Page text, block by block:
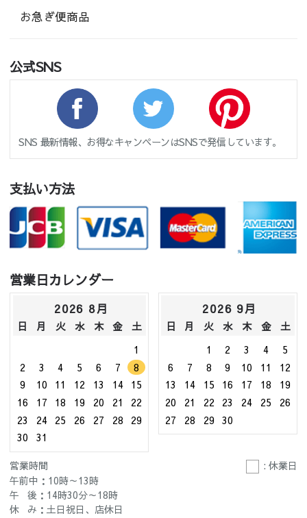
お急ぎ便商品
公式SNS
SNS 最新情報、お得なキャンペーンはSNSで発信しています。
支払い方法
営業日カレンダー
2026 8月
日 月 火 水 木 金
土
1
2
3 4 5 6 7
8
9
10 11 12 13 14
15
16
17 18 19 20 21
22
23
24 25 26 27 28
29
30
31
2026 9月
日 月 火 水 木 金
土
1
2 3 4
5
6
7 8 9 10 11
12
13
14 15 16 17 18
19
20
21 22 23 24 25
26
27
28 29 30
営業時間
: 休業日
午前中：10時～13時
午 後：14時30分～18時
休 み：土日祝日、店休日